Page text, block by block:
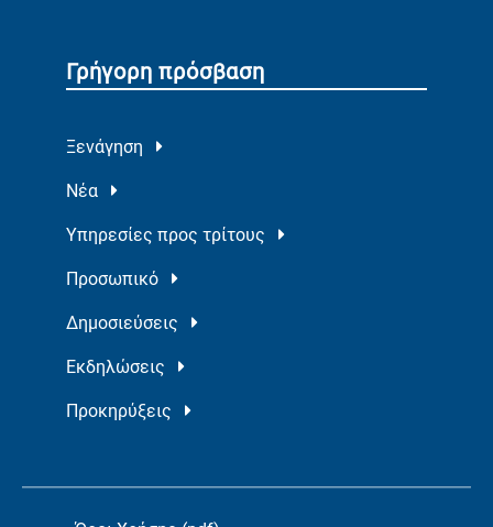
Γρήγορη πρόσβαση
Ξενάγηση
Νέα
Υπηρεσίες προς τρίτους
Προσωπικό
Δημοσιεύσεις
Εκδηλώσεις
Προκηρύξεις